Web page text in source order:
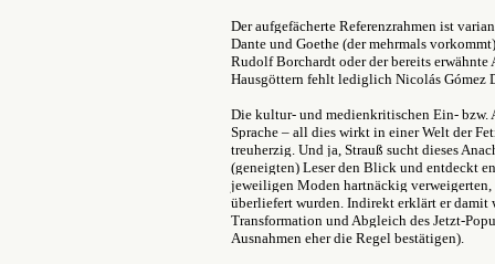
Der aufgefächerte Referenzrahmen ist
Dante und Goethe (der mehrmals
Rudolf Borchardt oder der bereits erwähnte
Hausgöttern fehlt lediglich Nicolás Gómez
Die kultur- und medienkritischen Ein- bzw.
Sprache – all dies wirkt in einer Welt der
treuherzig. Und ja, Strauß sucht dieses
(geneigten) Leser den Blick und entdeckt
jeweiligen Moden hartnäckig verweigerten,
überliefert wurden. Indirekt erklärt er
Transformation und Abgleich des Jetzt-
Ausnahmen eher die Regel bestätigen).